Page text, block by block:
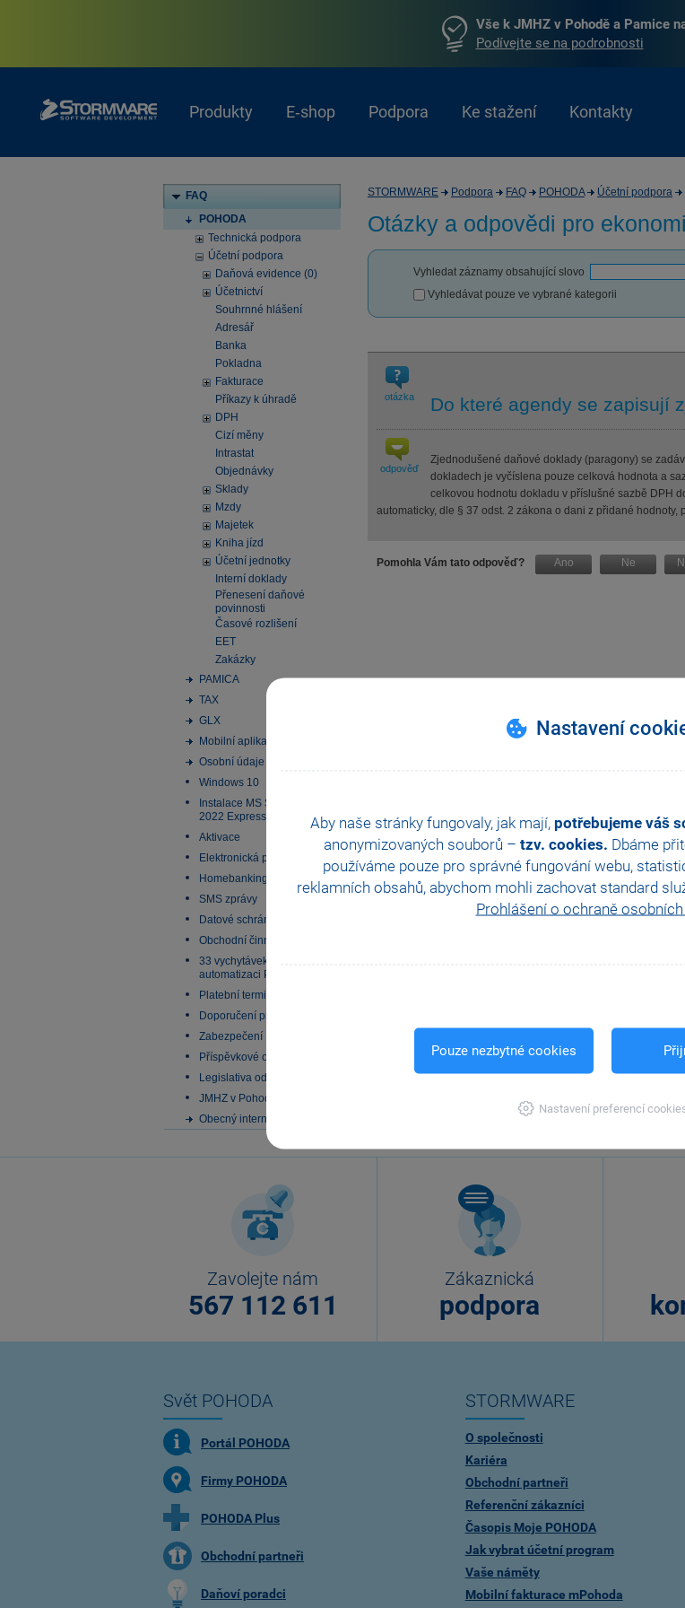
Nastavení
Aby naše stránky fungovaly, jak mají, potřebujeme váš
anonymizovaných souborů – tzv. cookies. Dbáme
používáme pouze pro správné fungování webu,
reklamních obsahů, abychom mohli zachovat standard
Prohlášení o ochraně osobních
Pouze nezbytné cookies
Nastavení preferencí
Vše k JMHZ v Pohodě a Pamice
Podívejte se na podrobnosti
Produkty E‑shop Podpora Ke stažení Kontakty
FAQ
POHODA
Technická podpora
Účetní podpora
Daňová evidence (0)
Účetnictví
Souhrnné hlášení
Adresář
Banka
Pokladna
Fakturace
Příkazy k úhradě
DPH
Cizí měny
Intrastat
Objednávky
Sklady
Mzdy
Majetek
Kniha jízd
Účetní jednotky
Interní doklady
Přenesení daňové
povinnosti
Časové rozlišení
EET
Zakázky
PAMICA
TAX
GLX
Mobilní aplikace
Osobní údaje
Windows 10
Instalace MS SQL Server
2022 Express
Aktivace
Elektronická podání
Homebanking
SMS zprávy
Datové schránky
Obchodní činnost
33 vychytávek pro
automatizaci Pohody
Platební terminály
Doporučení pro zálohování
Zabezpečení
Příspěvkové organizace
Legislativa od 1. 1. 2024
JMHZ v Pohodě a Pamice
Obecný internetový obchod
STORMWARE Podpora FAQ POHODA Účetní podpora
Otázky a odpovědi pro
Vyhledat záznamy obsahující slovo
Vyhledávat pouze ve vybrané kategorii
otázka Do které agendy se zapisují
odpověď
Zjednodušené daňové doklady (paragony) se
dokladech je vyčíslena pouze celková hodnota a
celkovou hodnotu dokladu v příslušné sazbě DPH
automaticky, dle § 37 odst. 2 zákona o dani z přidané hodnoty,
Pomohla Vám tato odpověď? Ano Ne
Zavolejte nám
567 112 611
Zákaznická
podpora
Svět POHODA
Portál POHODA
Firmy POHODA
POHODA Plus
Obchodní partneři
Daňoví poradci
STORMWARE
O společnosti
Kariéra
Obchodní partneři
Referenční zákazníci
Časopis Moje POHODA
Jak vybrat účetní program
Vaše náměty
Mobilní fakturace mPohoda